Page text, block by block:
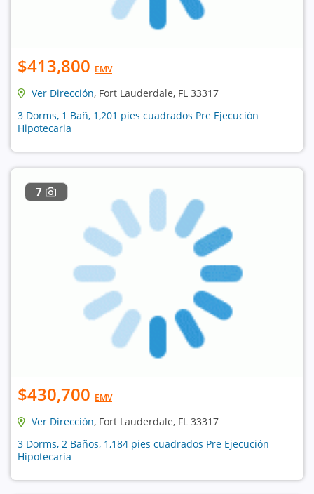
$413,800 EMV
Ver Dirección, Fort Lauderdale, FL 33317
3 Dorms, 1 Bañ, 1,201 pies cuadrados Pre Ejecución
Hipotecaria
7
$430,700 EMV
Ver Dirección, Fort Lauderdale, FL 33317
3 Dorms, 2 Baños, 1,184 pies cuadrados Pre Ejecución
Hipotecaria